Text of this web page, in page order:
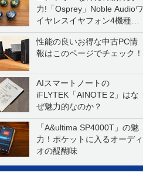
力!「Osprey」Noble Audioワ
イヤレスイヤフォン4機種を
一気に聴く
性能の良いお得な中古PC情
報はこのページでチェック！
AIスマートノートの
iFLYTEK「AINOTE 2」はな
ぜ魅力的なのか？
「A&ultima SP4000T」の魅
力！ポケットに入るオーディ
オの醍醐味